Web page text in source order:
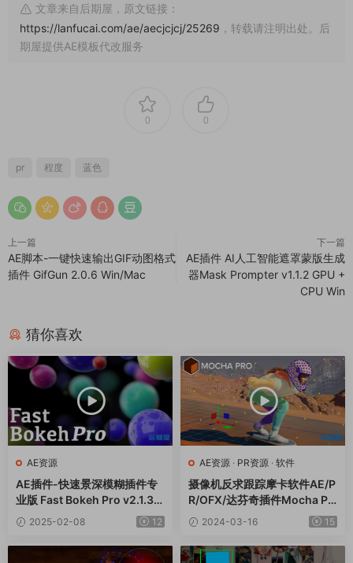
文章来自后期屋，原文链接：
https://lanfucai.com/ae/aecjcjcj/25269 ，转载请注明出处。后
期屋提供AE模板代改服务
0 0
pr 程度 蓝色
上一篇
AE脚本-一键快速输出GIF动图格式
插件 GifGun 2.0.6 Win/Mac
下一篇
AE插件 AI人工智能遮罩蒙版生成
器Mask Prompter v1.1.2 GPU +
CPU Win
猜你喜欢
AE资源
AE插件-快速景深模糊插件专
业版 Fast Bokeh Pro v2.1.3
Win2025-02-08 12
AE资源 · PR资源 · 软件
摄像机反求跟踪摩卡软件AE/P
R/OFX/达芬奇插件Mocha Pr
o 2023 v11.0.1 Win
2024-03-16 15